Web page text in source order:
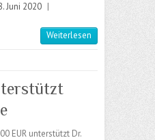
Juni 2020 |
Weiterlesen
EUR unterstützt Dr.